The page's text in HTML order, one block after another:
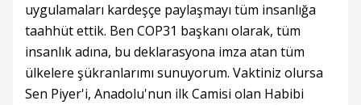
uygulamaları kardeşçe paylaşmayı tüm insanlığa
taahhüt ettik. Ben COP31 başkanı olarak, tüm
insanlık adına, bu deklarasyona imza atan tüm
ülkelere şükranlarımı sunuyorum. Vaktiniz olursa
Sen Piyer'i, Anadolu'nun ilk Camisi olan Habibi